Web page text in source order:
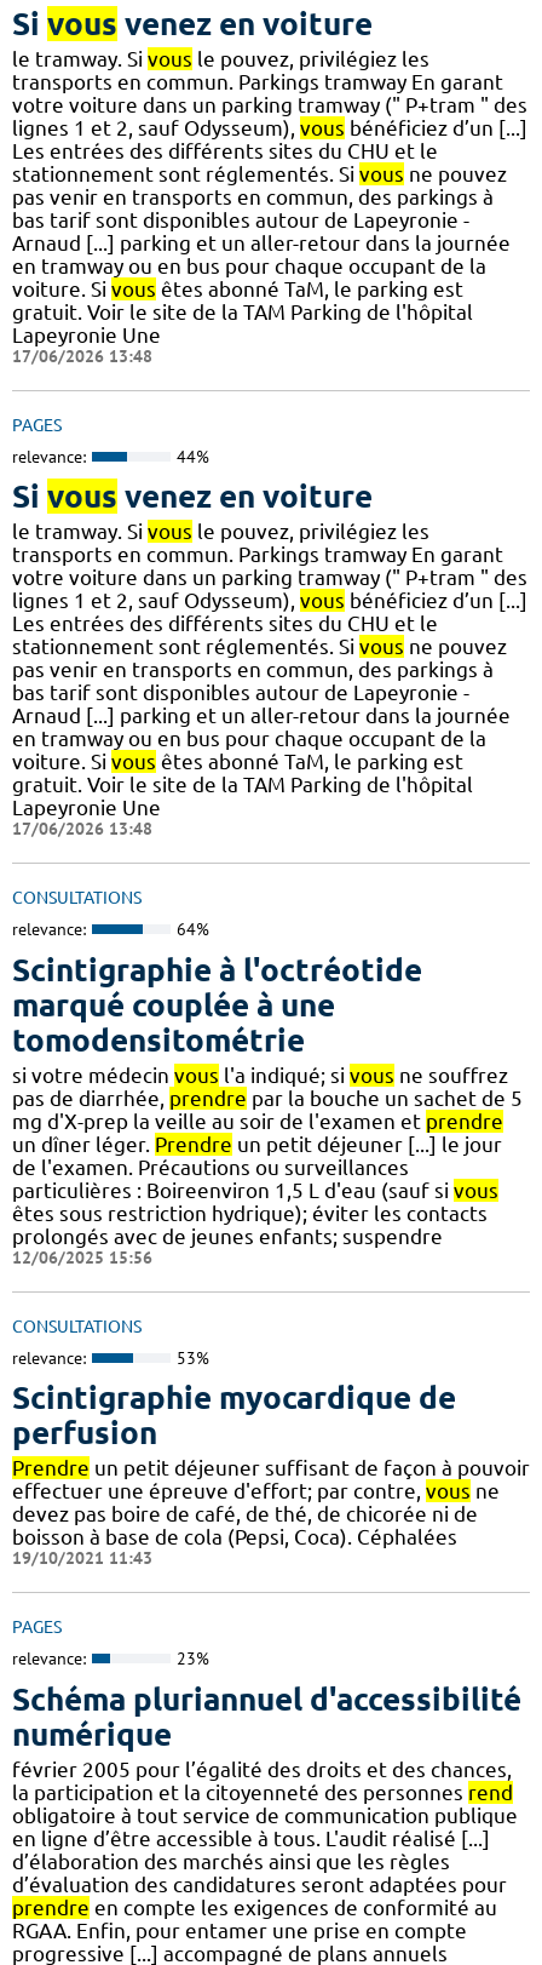
Si vous venez en voiture
le tramway. Si vous le pouvez, privilégiez les
transports en commun. Parkings tramway En garant
votre voiture dans un parking tramway (" P+tram " des
lignes 1 et 2, sauf Odysseum), vous bénéficiez d’un [...]
Les entrées des différents sites du CHU et le
stationnement sont réglementés. Si vous ne pouvez
pas venir en transports en commun, des parkings à
bas tarif sont disponibles autour de Lapeyronie -
Arnaud [...] parking et un aller-retour dans la journée
en tramway ou en bus pour chaque occupant de la
voiture. Si vous êtes abonné TaM, le parking est
gratuit. Voir le site de la TAM Parking de l'hôpital
Lapeyronie Une
17/06/2026 13:48
PAGES
relevance: 44%
Si vous venez en voiture
le tramway. Si vous le pouvez, privilégiez les
transports en commun. Parkings tramway En garant
votre voiture dans un parking tramway (" P+tram " des
lignes 1 et 2, sauf Odysseum), vous bénéficiez d’un [...]
Les entrées des différents sites du CHU et le
stationnement sont réglementés. Si vous ne pouvez
pas venir en transports en commun, des parkings à
bas tarif sont disponibles autour de Lapeyronie -
Arnaud [...] parking et un aller-retour dans la journée
en tramway ou en bus pour chaque occupant de la
voiture. Si vous êtes abonné TaM, le parking est
gratuit. Voir le site de la TAM Parking de l'hôpital
Lapeyronie Une
17/06/2026 13:48
CONSULTATIONS
relevance: 64%
Scintigraphie à l'octréotide
marqué couplée à une
tomodensitométrie
si votre médecin vous l'a indiqué; si vous ne souffrez
pas de diarrhée, prendre par la bouche un sachet de 5
mg d'X-prep la veille au soir de l'examen et prendre
un dîner léger. Prendre un petit déjeuner [...] le jour
de l'examen. Précautions ou surveillances
particulières : Boireenviron 1,5 L d'eau (sauf si vous
êtes sous restriction hydrique); éviter les contacts
prolongés avec de jeunes enfants; suspendre
12/06/2025 15:56
CONSULTATIONS
relevance: 53%
Scintigraphie myocardique de
perfusion
Prendre un petit déjeuner suffisant de façon à pouvoir
effectuer une épreuve d'effort; par contre, vous ne
devez pas boire de café, de thé, de chicorée ni de
boisson à base de cola (Pepsi, Coca). Céphalées
19/10/2021 11:43
PAGES
relevance: 23%
Schéma pluriannuel d'accessibilité
numérique
février 2005 pour l’égalité des droits et des chances,
la participation et la citoyenneté des personnes rend
obligatoire à tout service de communication publique
en ligne d’être accessible à tous. L'audit réalisé [...]
d’élaboration des marchés ainsi que les règles
d’évaluation des candidatures seront adaptées pour
prendre en compte les exigences de conformité au
RGAA. Enfin, pour entamer une prise en compte
progressive [...] accompagné de plans annuels